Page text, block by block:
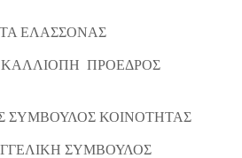
ΕΛΑΣΣΟΝΑΣ
ΠΡΟΕΔΡΟΣ
ΣΥΜΒΟΥΛΟΣ ΚΟΙΝΟΤΗΤΑΣ
ΣΥΜΒΟΥΛΟΣ